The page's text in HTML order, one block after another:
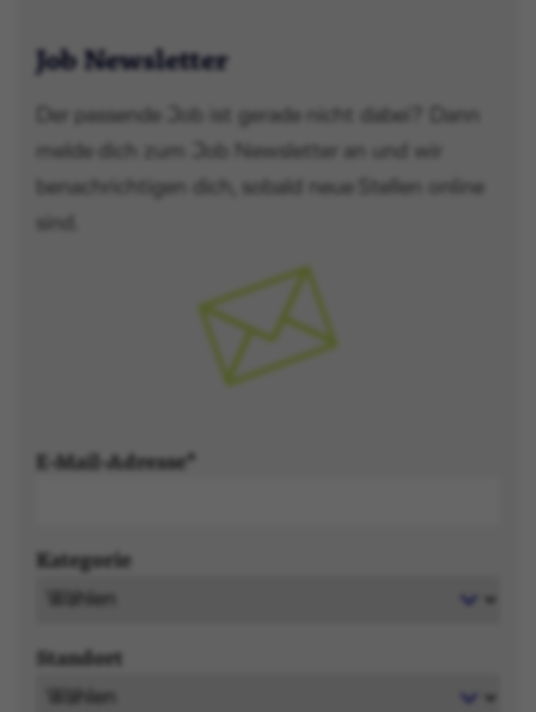
Job Newsletter
Der passende Job ist gerade nicht dabei? Dann
melde dich zum Job Newsletter an und wir
benachrichtigen dich, sobald neue Stellen online
E-Mail-Adresse
Kategorie
Standort